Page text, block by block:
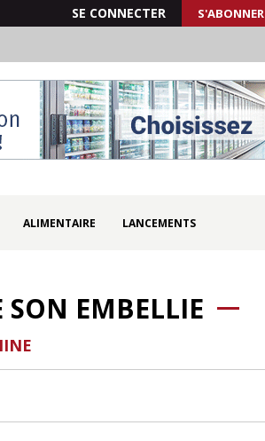
SE CONNECTER S'ABONNER
ALIMENTAIRE LANCEMENTS
SON EMBELLIE